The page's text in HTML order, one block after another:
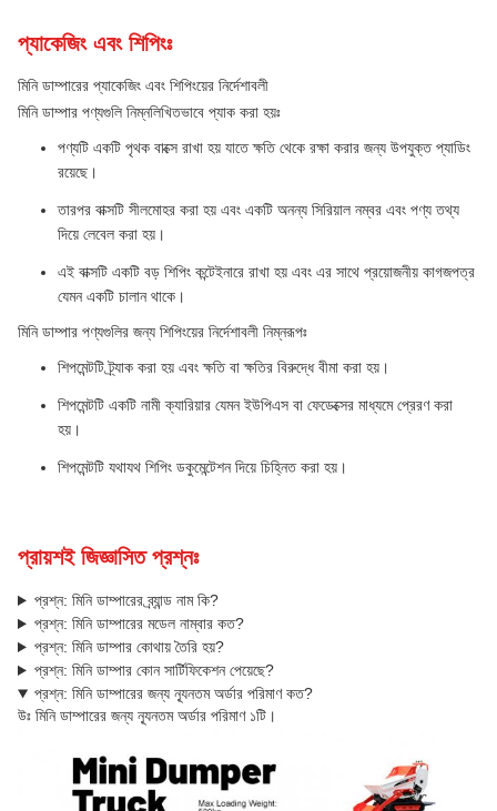
প্যাকেজিং এবং শিপিংঃ
মিনি ডাম্পারের প্যাকেজিং এবং শিপিংয়ের নির্দেশাবলী
মিনি ডাম্পার পণ্যগুলি নিম্নলিখিতভাবে প্যাক করা হয়ঃ
পণ্যটি একটি পৃথক বাক্সে রাখা হয় যাতে ক্ষতি থেকে রক্ষা করার জন্য উপযুক্ত প্যাডিং
রয়েছে।
তারপর বাক্সটি সীলমোহর করা হয় এবং একটি অনন্য সিরিয়াল নম্বর এবং পণ্য তথ্য
দিয়ে লেবেল করা হয়।
এই বাক্সটি একটি বড় শিপিং কন্টেইনারে রাখা হয় এবং এর সাথে প্রয়োজনীয় কাগজপত্র
যেমন একটি চালান থাকে।
মিনি ডাম্পার পণ্যগুলির জন্য শিপিংয়ের নির্দেশাবলী নিম্নরূপঃ
শিপমেন্টটি ট্র্যাক করা হয় এবং ক্ষতি বা ক্ষতির বিরুদ্ধে বীমা করা হয়।
শিপমেন্টটি একটি নামী ক্যারিয়ার যেমন ইউপিএস বা ফেডেক্সের মাধ্যমে প্রেরণ করা
হয়।
শিপমেন্টটি যথাযথ শিপিং ডকুমেন্টেশন দিয়ে চিহ্নিত করা হয়।
প্রায়শই জিজ্ঞাসিত প্রশ্নঃ
প্রশ্ন: মিনি ডাম্পারের ব্র্যান্ড নাম কি?
প্রশ্ন: মিনি ডাম্পারের মডেল নাম্বার কত?
প্রশ্ন: মিনি ডাম্পার কোথায় তৈরি হয়?
প্রশ্ন: মিনি ডাম্পার কোন সার্টিফিকেশন পেয়েছে?
প্রশ্ন: মিনি ডাম্পারের জন্য ন্যূনতম অর্ডার পরিমাণ কত?
উঃ মিনি ডাম্পারের জন্য ন্যূনতম অর্ডার পরিমাণ ১টি।